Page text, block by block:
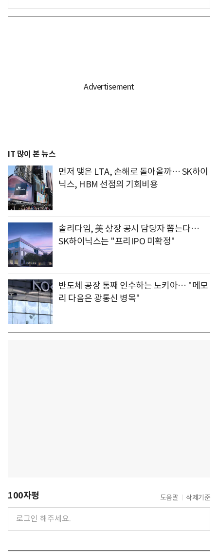
IT 많이 본 뉴스
먼저 맺은 LTA, 손해로 돌아올까… SK하이
닉스, HBM 선점의 기회비용
솔리다임, 美 상장 공시 담당자 뽑는다…
SK하이닉스는 "프리IPO 미확정"
반도체 공장 통째 인수하는 노키아… "메모
리 다음은 광통신 병목"
100자평 도움말 삭제기준